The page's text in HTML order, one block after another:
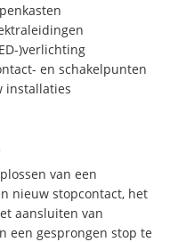
)verlichting
en schakelpunten
installaties
van een
nieuw stopcontact, het
aansluiten van
een gesprongen stop te